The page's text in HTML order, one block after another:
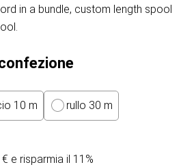
in a bundle, custom length spool
10 m rullo 30 m
e risparmia il 11%